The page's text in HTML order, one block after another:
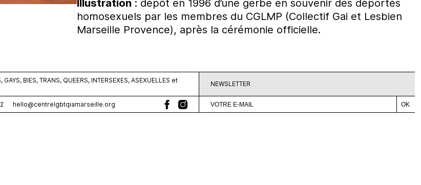
Illustration : dépôt en 1996 d’une gerbe en souvenir des déportés
homosexuels par les membres du CGLMP (Collectif Gai et Lesbien
Marseille Provence), après la cérémonie officielle.
BIES, TRANS, QUEERS, INTERSEXES, ASEXUELLES et
hello@centrelgbtqiamarseille.org
NEWSLETTER